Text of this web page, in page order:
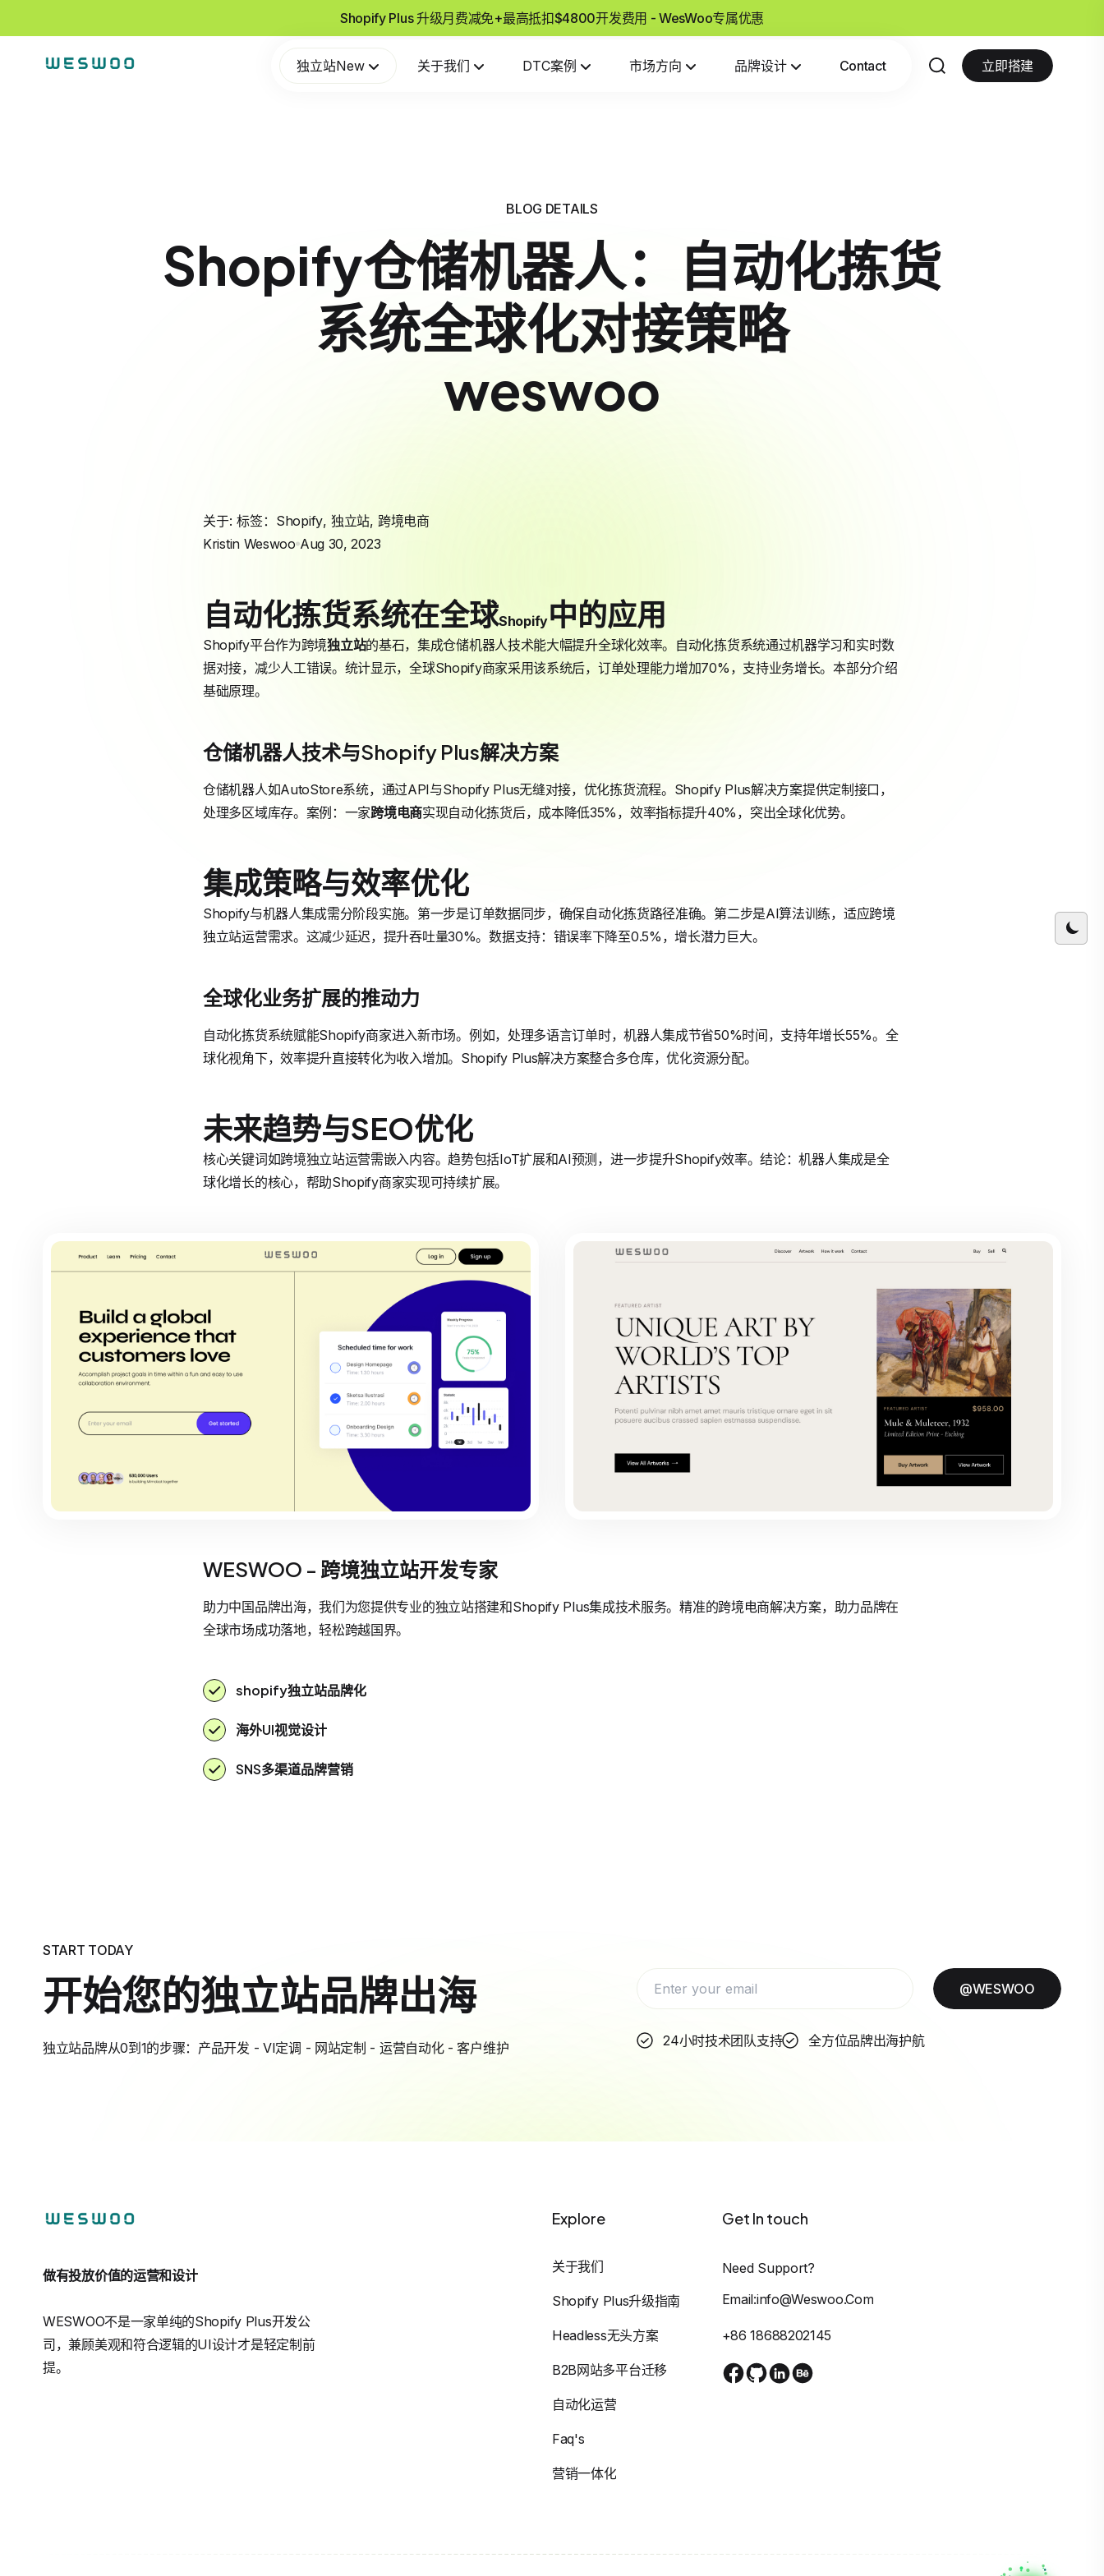
Shopify Plus 升级月费减免+最高抵扣$4800开发费用 - WesWoo专属优惠
独立站New 关于我们 DTC案例 市场方向 品牌设计 Contact 立即搭建
BLOG DETAILS
Shopify仓储机器人：自动化拣货
系统全球化对接策略
weswoo
关于: 标签： Shopify, 独立站, 跨境电商
Kristin Weswoo Aug 30, 2023
自动化拣货系统在全球Shopify中的应用
Shopify平台作为跨境独立站的基石，集成仓储机器人技术能大幅提升全球化效率。自动化拣货系统通过机器学习和实时数
据对接，减少人工错误。统计显示，全球Shopify商家采用该系统后，订单处理能力增加70%，支持业务增长。本部分介绍
基础原理。
仓储机器人技术与Shopify Plus解决方案
仓储机器人如AutoStore系统，通过API与Shopify Plus无缝对接，优化拣货流程。Shopify Plus解决方案提供定制接口，
处理多区域库存。案例：一家跨境电商实现自动化拣货后，成本降低35%，效率指标提升40%，突出全球化优势。
集成策略与效率优化
Shopify与机器人集成需分阶段实施。第一步是订单数据同步，确保自动化拣货路径准确。第二步是AI算法训练，适应跨境
独立站运营需求。这减少延迟，提升吞吐量30%。数据支持：错误率下降至0.5%，增长潜力巨大。
全球化业务扩展的推动力
自动化拣货系统赋能Shopify商家进入新市场。例如，处理多语言订单时，机器人集成节省50%时间，支持年增长55%。全
球化视角下，效率提升直接转化为收入增加。Shopify Plus解决方案整合多仓库，优化资源分配。
未来趋势与SEO优化
核心关键词如跨境独立站运营需嵌入内容。趋势包括IoT扩展和AI预测，进一步提升Shopify效率。结论：机器人集成是全
球化增长的核心，帮助Shopify商家实现可持续扩展。
WESWOO - 跨境独立站开发专家
助力中国品牌出海，我们为您提供专业的独立站搭建和Shopify Plus集成技术服务。精准的跨境电商解决方案，助力品牌在
全球市场成功落地，轻松跨越国界。
shopify独立站品牌化
海外UI视觉设计
SNS多渠道品牌营销
START TODAY
开始您的独立站品牌出海
独立站品牌从0到1的步骤：产品开发 - VI定调 - 网站定制 - 运营自动化 - 客户维护
@WESWOO
24小时技术团队支持 全方位品牌出海护航
做有投放价值的运营和设计
WESWOO不是一家单纯的Shopify Plus开发公
司，兼顾美观和符合逻辑的UI设计才是轻定制前
提。
Explore
关于我们
Shopify Plus升级指南
Headless无头方案
B2B网站多平台迁移
自动化运营
Faq's
营销一体化
Get In touch
Need Support?
Email:info@weswoo.com
+86 18688202145